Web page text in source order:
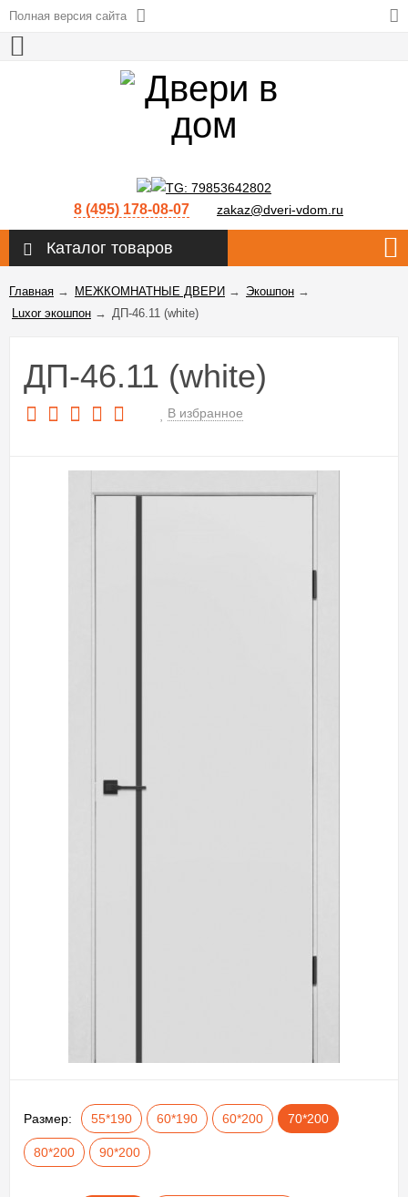
Полная версия сайта
8 (495) 178-08-07 zakaz@dveri-vdom.ru
Каталог товаров
Главная → МЕЖКОМНАТНЫЕ ДВЕРИ → Экошпон →
Luxor экошпон → ДП-46.11 (white)
ДП-46.11 (white)
В избранное
Размер: 55*190 60*190 60*200 70*200
80*200 90*200